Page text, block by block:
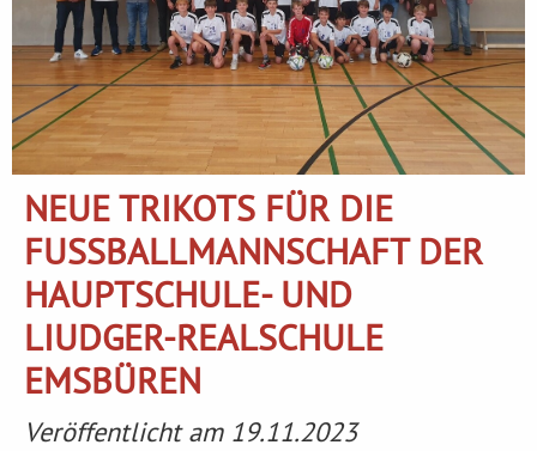
NEUE TRIKOTS FÜR DIE
FUSSBALLMANNSCHAFT DER H
AUPTSCHULE- UND L
IUDGER-REALSCHULE E
MSBÜREN
Veröffentlicht am 19.11.2023